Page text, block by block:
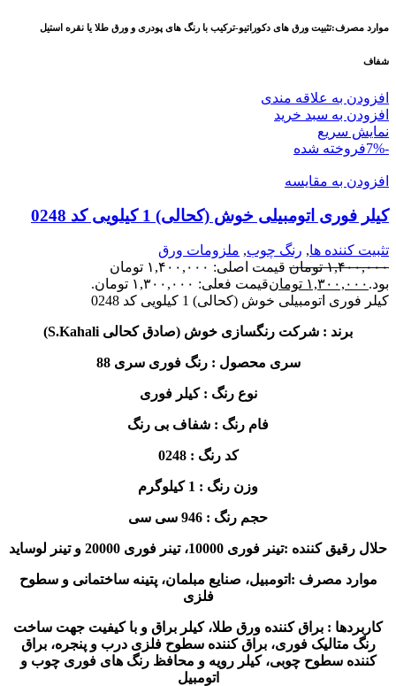
موارد مصرف:تثبیت ورق های دکوراتیو-ترکیب با رنگ های پودری و ورق طلا یا نقره استیل
شفاف
افزودن به علاقه مندی
افزودن به سبد خرید
نمایش سریع
-7%
فروخته شده
افزودن به مقایسه
کیلر فوری اتومبیلی خوش (کحالی) 1 کیلویی کد 0248
تثبیت کننده ها, رنگ چوب, ملزومات ورق
۱,۴۰۰,۰۰۰ تومان
قیمت اصلی: ۱,۴۰۰,۰۰۰ تومان
بود. ۱,۳۰۰,۰۰۰ تومانقیمت فعلی: ۱,۳۰۰,۰۰۰ تومان.
کیلر فوری اتومبیلی خوش (کحالی) 1 کیلویی کد 0248
برند : شرکت رنگسازی خوش (صادق کحالی S.Kahali)
سری محصول : رنگ فوری سری 88
نوع رنگ : کیلر فوری
فام رنگ : شفاف بی رنگ
کد رنگ : 0248
وزن رنگ : 1 کیلوگرم
حجم رنگ : 946 سی سی
حلال رقیق کننده :تینر فوری 10000، تینر فوری 20000 و تینر لوساید
موارد مصرف :اتومبیل، صنایع مبلمان، پتینه ساختمانی و سطوح
فلزی
کاربردها : براق کننده ورق طلا، کیلر براق و با کیفیت جهت ساخت
رنگ متالیک فوری، براق کننده سطوح فلزی درب و پنجره، براق
کننده سطوح چوبی، کیلر رویه و محافظ رنگ های فوری چوب و
اتومبیل